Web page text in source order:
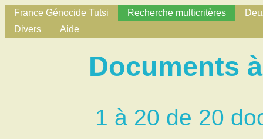
France Génocide Tutsi Recherche multicritères
Divers
Aide
Documents
1 à 20 de 20